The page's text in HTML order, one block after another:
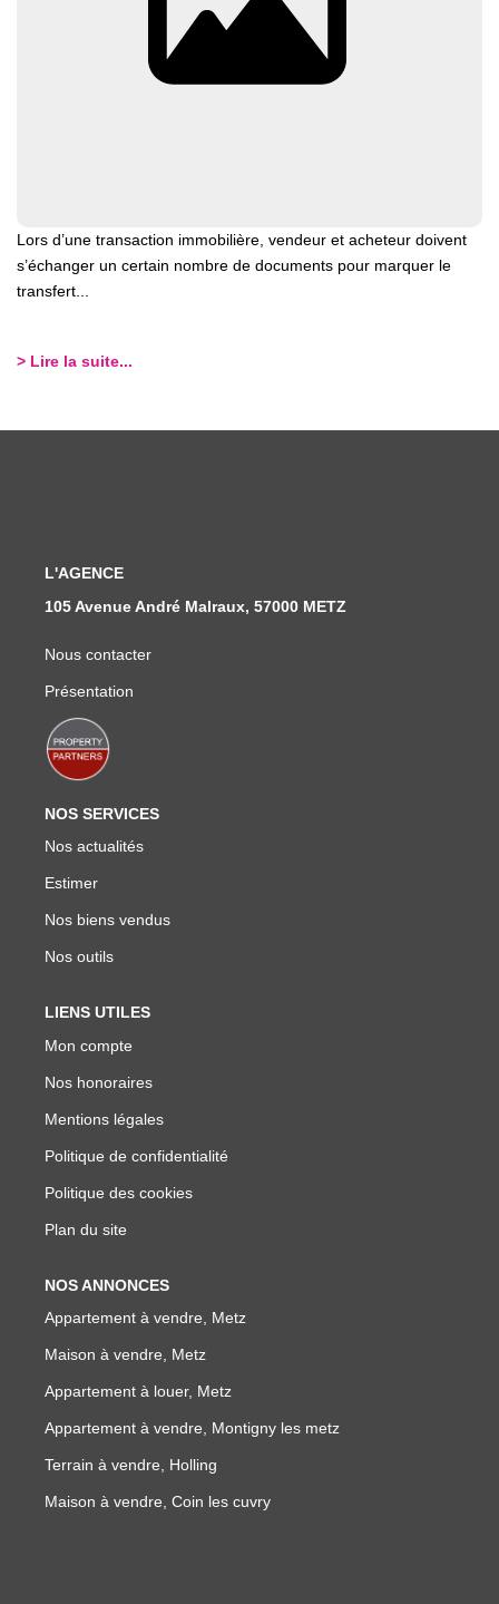
Lors d’une transaction immobilière, vendeur et acheteur doivent
s’échanger un certain nombre de documents pour marquer le
transfert...
> Lire la suite...
L'AGENCE
105 Avenue André Malraux, 57000 METZ
Nous contacter
Présentation
NOS SERVICES
Nos actualités
Estimer
Nos biens vendus
Nos outils
LIENS UTILES
Mon compte
Nos honoraires
Mentions légales
Politique de confidentialité
Politique des cookies
Plan du site
NOS ANNONCES
Appartement à vendre, Metz
Maison à vendre, Metz
Appartement à louer, Metz
Appartement à vendre, Montigny les metz
Terrain à vendre, Holling
Maison à vendre, Coin les cuvry